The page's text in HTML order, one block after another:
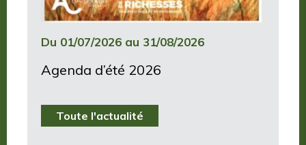
Du 01/07/2026 au 31/08/2026
Agenda d’été 2026
Toute l'actualité